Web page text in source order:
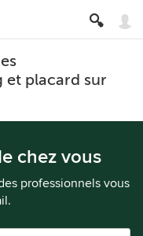
et placard sur
chez vous
professionnels vous